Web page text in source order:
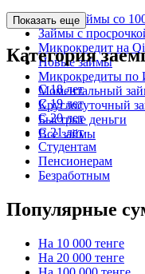
Микрозаймы со
Займы с
Микрокредит на
Новые займы
Микрокредиты
Моментальный
Круглосуточный
Быстрые деньги
Все займы
Показать еще
Категория
С 18 лет
С 19 лет
С 20 лет
С 21 лет
Студентам
Пенсионерам
Безработным
Популярные
На 10 000 тенге
На 20 000 тенге